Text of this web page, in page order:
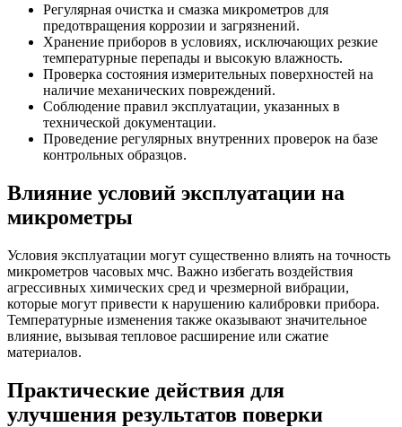
Регулярная очистка и смазка микрометров для
предотвращения коррозии и загрязнений.
Хранение приборов в условиях, исключающих резкие
температурные перепады и высокую влажность.
Проверка состояния измерительных поверхностей на
наличие механических повреждений.
Соблюдение правил эксплуатации, указанных в
технической документации.
Проведение регулярных внутренних проверок на базе
контрольных образцов.
Влияние условий эксплуатации на
микрометры
Условия эксплуатации могут существенно влиять на точность
микрометров часовых мчс. Важно избегать воздействия
агрессивных химических сред и чрезмерной вибрации,
которые могут привести к нарушению калибровки прибора.
Температурные изменения также оказывают значительное
влияние, вызывая тепловое расширение или сжатие
материалов.
Практические действия для
улучшения результатов поверки